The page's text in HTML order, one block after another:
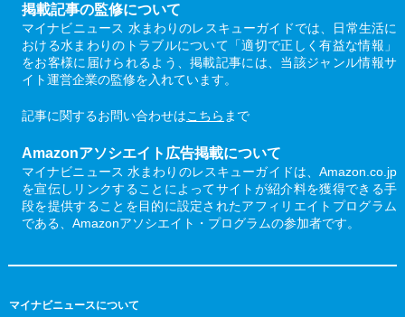
掲載記事の監修について
マイナビニュース 水まわりのレスキューガイドでは、日常生活に
おける水まわりのトラブルについて「適切で正しく有益な情報」
をお客様に届けられるよう、掲載記事には、当該ジャンル情報サ
イト運営企業の監修を入れています。
記事に関するお問い合わせはこちら まで
Amazonアソシエイト広告掲載について
マイナビニュース 水まわりのレスキューガイドは、Amazon.co.jp
を宣伝しリンクすることによってサイトが紹介料を獲得できる手
段を提供することを目的に設定されたアフィリエイトプログラム
である、Amazonアソシエイト・プログラムの参加者です。
マイナビニュースについて